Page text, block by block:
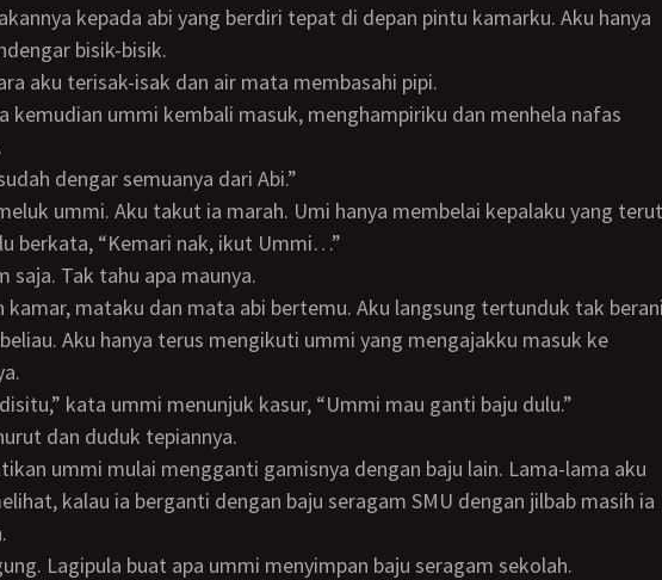
kepada abi yang berdiri tepat di depan pintu kamarku. Aku hanya
bisik-bisik.
aku terisak-isak dan air mata membasahi pipi.
sudah dengar semuanya dari Abi.”
berkata, “Kemari nak, ikut Ummi…”
saja. Tak tahu apa maunya.
Aku hanya terus mengikuti ummi yang mengajakku masuk ke
disitu,” kata ummi menunjuk kasur, “Ummi mau ganti baju dulu.”
dan duduk tepiannya.
kalau ia berganti dengan baju seragam SMU dengan jilbab masih ia
Lagipula buat apa ummi menyimpan baju seragam sekolah.